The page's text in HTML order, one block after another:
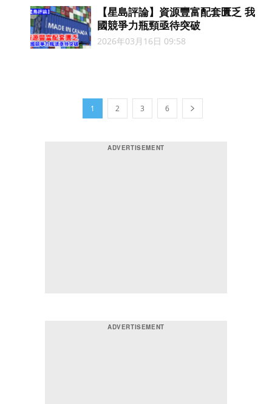
【星島評論】資源豐富配套匱乏 我
國競爭力瓶頸亟待突破
2026年03月16日 09:58
1 2 3 6